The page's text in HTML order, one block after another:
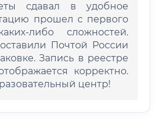
сдавал в удобное
прошел с первого
либо сложностей.
Почтой России
Запись в реестре
корректно.
центр!